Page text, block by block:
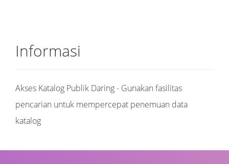
Informasi
Akses Katalog Publik Daring - Gunakan fasilitas
pencarian untuk mempercepat penemuan data
katalog